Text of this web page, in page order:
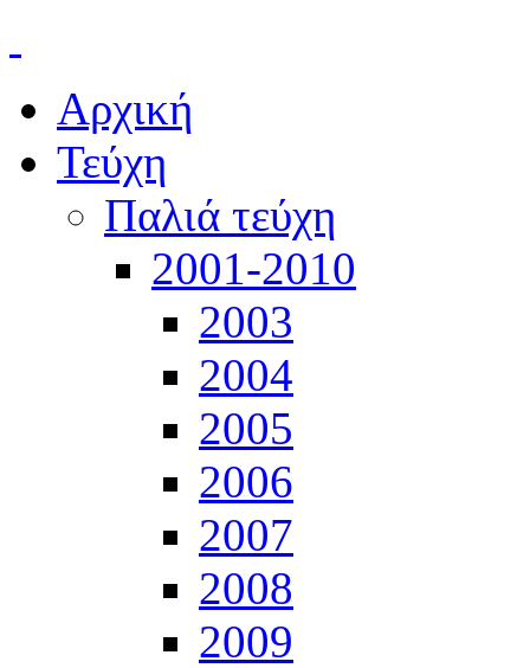
Αρχική
Τεύχη
Παλιά τεύχη
2001-2010
2003
2004
2005
2006
2007
2008
2009